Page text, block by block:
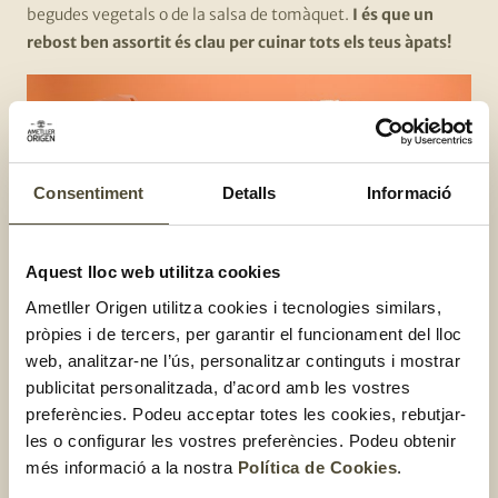
Consentiment Detalls Informació
Aquest lloc web utilitza cookies
Ametller Origen utilitza cookies i tecnologies similars,
pròpies i de tercers, per garantir el funcionament del lloc
web, analitzar-ne l’ús, personalitzar continguts i mostrar
publicitat personalitzada, d’acord amb les vostres
preferències. Podeu acceptar totes les cookies, rebutjar-
les o configurar les vostres preferències. Podeu obtenir
més informació a la nostra Política de Cookies.
begudes vegetals o de la salsa de tomàquet. I és que un
rebost ben assortit és clau per cuinar tots els teus àpats!
Descobreix la marca Essencials
Sabies que a Ametller Origen ho tenim tot perquè omplis el